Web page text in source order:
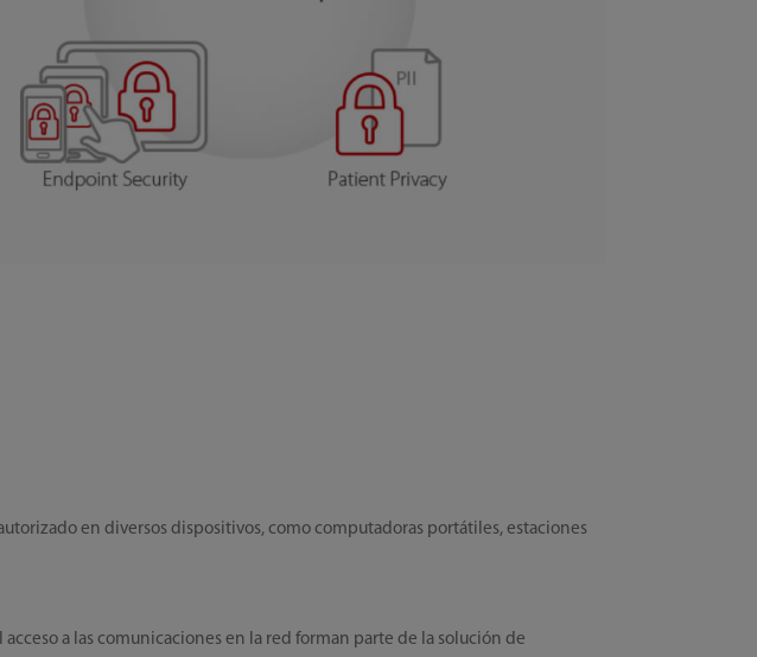
en diversos dispositivos, como computadoras portátiles, estaciones
a las comunicaciones en la red forman parte de la solución de